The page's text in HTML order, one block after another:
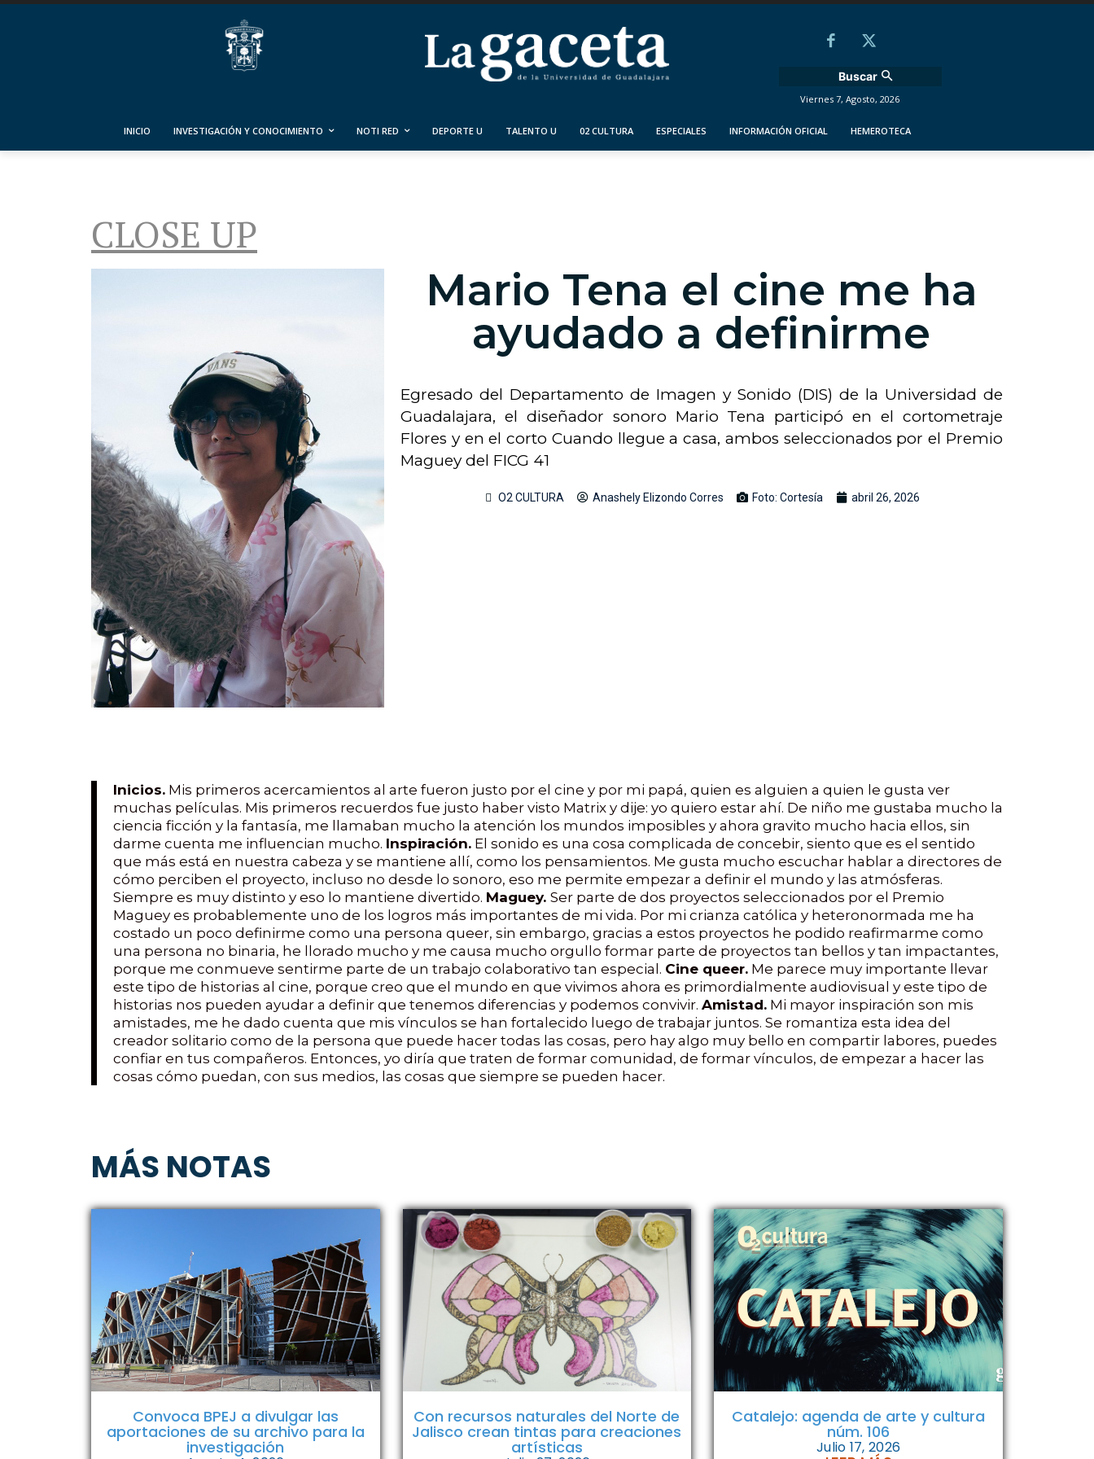
Buscar
Viernes 7, Agosto, 2026
INICIO INVESTIGACIÓN Y CONOCIMIENTO NOTI RED DEPORTE U TALENTO U 02 CULTURA ESPECIALES INFORMACIÓN OFICIAL HEMEROTECA
CLOSE UP
Mario Tena el cine me ha
ayudado a definirme
Egresado del Departamento de Imagen y Sonido (DIS) de la Universidad de
Guadalajara, el diseñador sonoro Mario Tena participó en el cortometraje
Flores y en el corto Cuando llegue a casa, ambos seleccionados por el Premio
Maguey del FICG 41
O2 CULTURA Anashely Elizondo Corres Foto: Cortesía abril 26, 2026
Inicios. Mis primeros acercamientos al arte fueron justo por el cine y por mi papá, quien es alguien a quien le gusta ver
muchas películas. Mis primeros recuerdos fue justo haber visto Matrix y dije: yo quiero estar ahí. De niño me gustaba mucho la
ciencia ficción y la fantasía, me llamaban mucho la atención los mundos imposibles y ahora gravito mucho hacia ellos, sin
darme cuenta me influencian mucho. Inspiración. El sonido es una cosa complicada de concebir, siento que es el sentido
que más está en nuestra cabeza y se mantiene allí, como los pensamientos. Me gusta mucho escuchar hablar a directores de
cómo perciben el proyecto, incluso no desde lo sonoro, eso me permite empezar a definir el mundo y las atmósferas.
Siempre es muy distinto y eso lo mantiene divertido. Maguey. Ser parte de dos proyectos seleccionados por el Premio
Maguey es probablemente uno de los logros más importantes de mi vida. Por mi crianza católica y heteronormada me ha
costado un poco definirme como una persona queer, sin embargo, gracias a estos proyectos he podido reafirmarme como
una persona no binaria, he llorado mucho y me causa mucho orgullo formar parte de proyectos tan bellos y tan impactantes,
porque me conmueve sentirme parte de un trabajo colaborativo tan especial. Cine queer. Me parece muy importante llevar
este tipo de historias al cine, porque creo que el mundo en que vivimos ahora es primordialmente audiovisual y este tipo de
historias nos pueden ayudar a definir que tenemos diferencias y podemos convivir. Amistad. Mi mayor inspiración son mis
amistades, me he dado cuenta que mis vínculos se han fortalecido luego de trabajar juntos. Se romantiza esta idea del
creador solitario como de la persona que puede hacer todas las cosas, pero hay algo muy bello en compartir labores, puedes
confiar en tus compañeros. Entonces, yo diría que traten de formar comunidad, de formar vínculos, de empezar a hacer las
cosas cómo puedan, con sus medios, las cosas que siempre se pueden hacer.
MÁS NOTAS
Convoca BPEJ a divulgar las
aportaciones de su archivo para la
investigación
Con recursos naturales del Norte de
Jalisco crean tintas para creaciones
artísticas
Catalejo: agenda de arte y cultura
núm. 106
Julio 17, 2026